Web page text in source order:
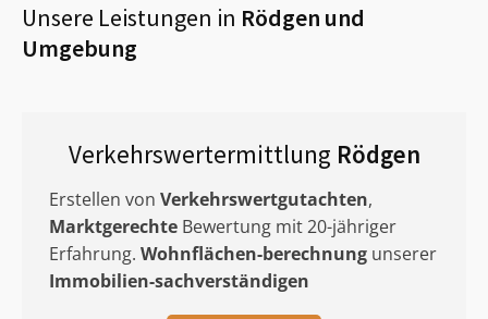
Unsere Leistungen in Rödgen und
Umgebung
Verkehrswertermittlung Rödgen
Erstellen von Verkehrswertgutachten,
Marktgerechte Bewertung mit 20-jähriger
Erfahrung. Wohnflächen-berechnung unserer
Immobilien-sachverständigen